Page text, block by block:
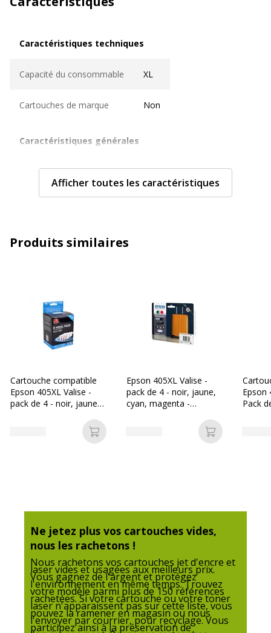
Caractéristiques techniques
Capacité du consommable XL
Cartouches de marque Non
Caractéristiques générales
Couleur de l'article Noir/cyan/magenta/jaune
Données d'identification
Marque
Référence produit fabricant K10549IBF
Consommables inclus Pack de 4
Afficher toutes les caractéristiques
Produits similaires
Cartouche compatible
Epson 405XL Valise -
pack de 4 - noir, jaune,
Ajouter au panier
Epson 405XL Valise -
pack de 4 - noir, jaune,
cyan, magenta -
Ajouter au
Epson
Pack
Ne jetez plus vos cartouches vides,
nous les rachetons !
Nous rachetons vos cartouches jet d'encre et
laser vides et usagées aux meilleurs prix.
Vous gagnez de l'argent et protégez
l'environnement en même temps. Trouvez
votre modèle parmi plus de 150 références
rachetées. Si votre cartouche ou votre toner
laser n'apparaissent pas sur cette liste, vous
pouvez la ramener en magasin ou nous
l'envoyer par courrier, pour recyclage. Vous
participez ainsi à la préservation de